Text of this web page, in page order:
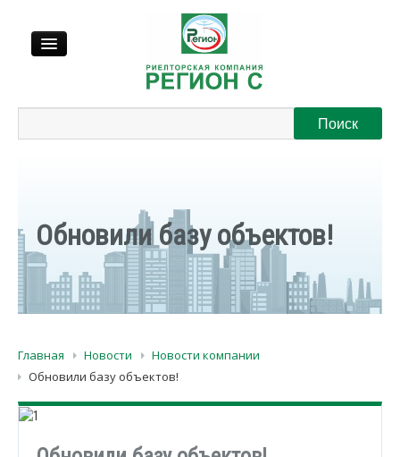
Регионы
Контакты
Обновили базу объектов!
Главная Новости
Новости компании
Обновили базу объектов!